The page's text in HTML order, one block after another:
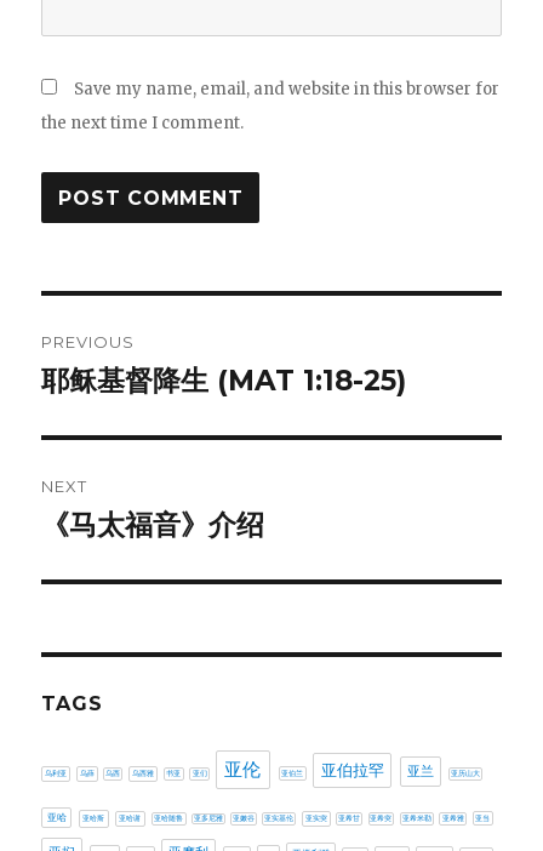
Save my name, email, and website in this browser for
the next time I comment.
navigation
PREVIOUS
Previous
耶稣基督降生 (MAT 1:18-25)
NEXT
Next
《马太福音》介绍
TAGS
乌利亚 乌薛 乌西 乌西雅 书亚 亚们 亚伦 亚伯兰 亚伯拉罕 亚兰 亚历山大
亚哈 亚哈斯 亚哈谢 亚哈随鲁 亚多尼雅 亚嫩谷 亚实基伦 亚实突 亚希甘 亚希突 亚希米勒 亚希雅 亚当